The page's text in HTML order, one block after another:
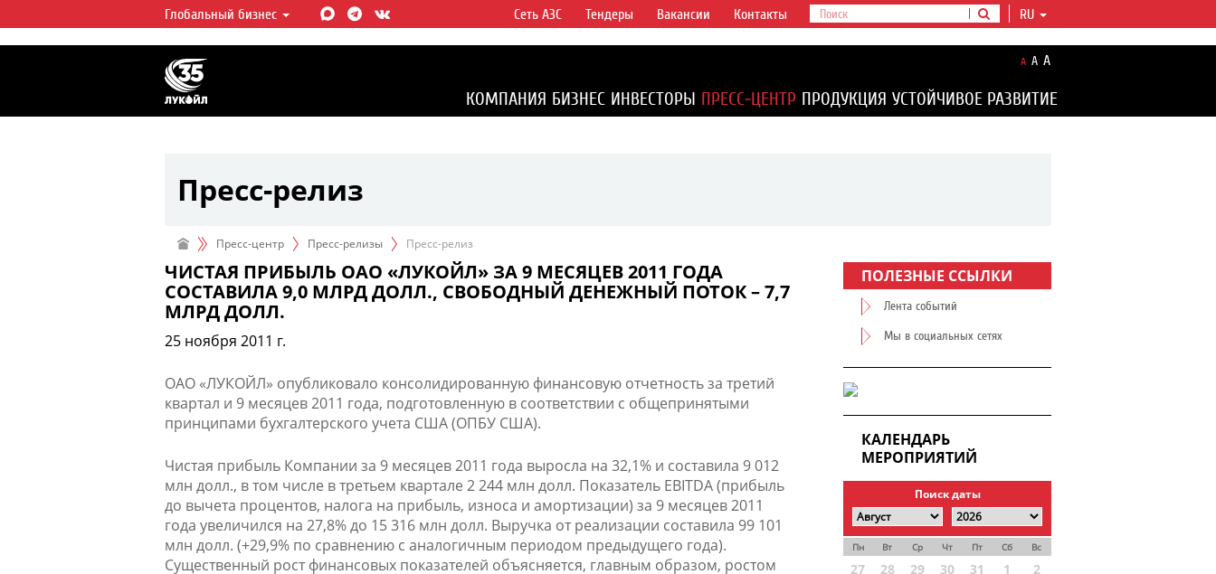
ЛУКОЙЛ СЕГОДНЯ
ЛУКОЙЛ — одна из крупнейших вертикально
интегрированных нефтегазовых компаний в
мире, на долю которой приходится более 2%
мировой добычи нефти и около 1% доказанных
Глобальный бизнес RU
Сеть АЗС Тендеры Вакансии Контакты
A A A
КОМПАНИЯ БИЗНЕС ИНВЕСТОРЫ ПРЕСС-ЦЕНТР ПРОДУКЦИЯ УСТОЙЧИВОЕ РАЗВИТИЕ
Пресс-релиз
Пресс-центр Пресс-релизы Пресс-релиз
ЧИСТАЯ ПРИБЫЛЬ ОАО «ЛУКОЙЛ» ЗА 9 МЕСЯЦЕВ 2011 ГОДА
СОСТАВИЛА 9,0 МЛРД ДОЛЛ., СВОБОДНЫЙ ДЕНЕЖНЫЙ ПОТОК – 7,7
МЛРД ДОЛЛ.
25 ноября 2011 г.
ОАО «ЛУКОЙЛ» опубликовало консолидированную финансовую отчетность за третий
квартал и 9 месяцев 2011 года, подготовленную в соответствии с общепринятыми
принципами бухгалтерского учета США (ОПБУ США).
Чистая прибыль Компании за 9 месяцев 2011 года выросла на 32,1% и составила 9 012
млн долл., в том числе в третьем квартале 2 244 млн долл. Показатель EBITDA (прибыль
до вычета процентов, налога на прибыль, износа и амортизации) за 9 месяцев 2011
года увеличился на 27,8% до 15 316 млн долл. Выручка от реализации составила 99 101
млн долл. (+29,9% по сравнению с аналогичным периодом предыдущего года).
Существенный рост финансовых показателей объясняется, главным образом, ростом
ПОЛЕЗНЫЕ ССЫЛКИ
Лента событий
Мы в социальных сетях
КАЛЕНДАРЬ
МЕРОПРИЯТИЙ
Поиск даты
Пн Вт Ср Чт Пт Сб Вс
27 28 29 30 31 1
2